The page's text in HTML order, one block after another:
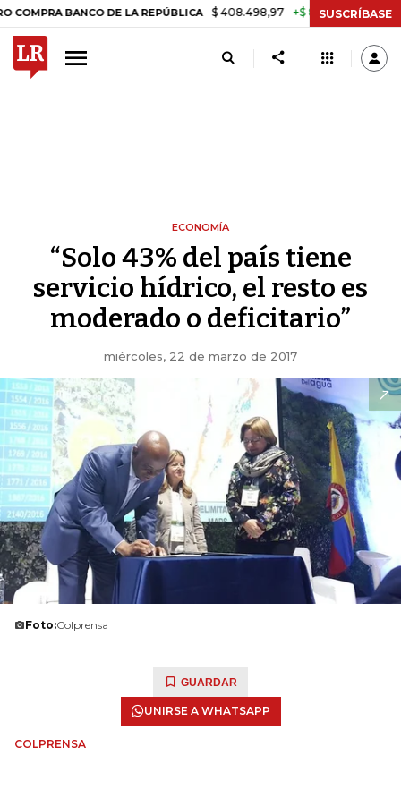
BANCO DE LA REPÚBLICA $ 408.498,97 +$ 8.753,81 +2,19%
SUSCRÍBASE
ECONOMÍA
“Solo 43% del país tiene
servicio hídrico, el resto es
moderado o deficitario”
miércoles, 22 de marzo de 2017
Foto:Colprensa
GUARDAR
UNIRSE A WHATSAPP
COLPRENSA